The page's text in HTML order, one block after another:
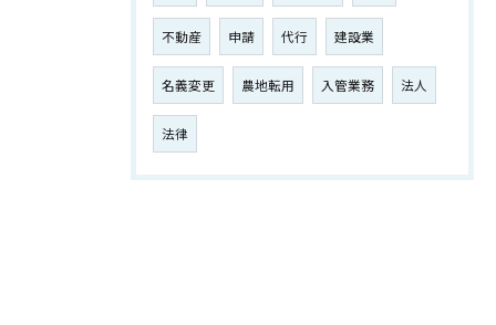
不動産 申請 代行 建設業
名義変更 農地転用 入管業務 法人
法律